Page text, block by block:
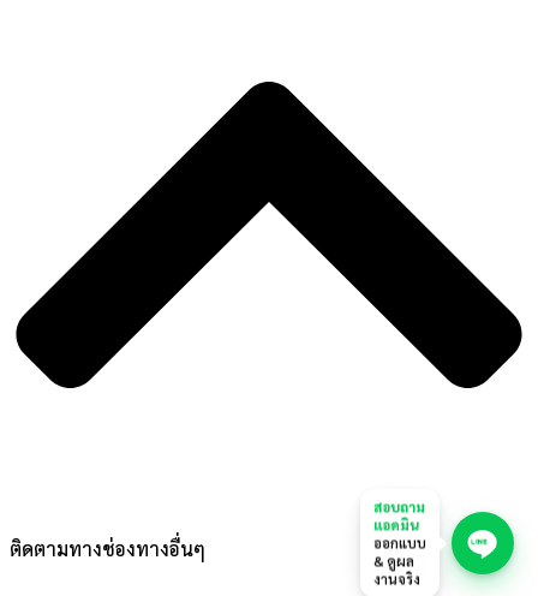
ติดตามทางช่องทางอื่นๆ
สอบถาม
แอดมิน
ออกแบบ
& ดูผล
งานจริง